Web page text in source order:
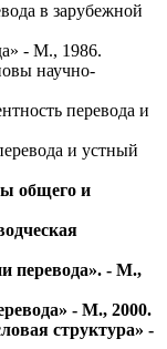
в зарубежной
- М., 1986.
научно-
перевода и
и устный
общего и
перевода». - М.,
- М., 2000.
структура» -